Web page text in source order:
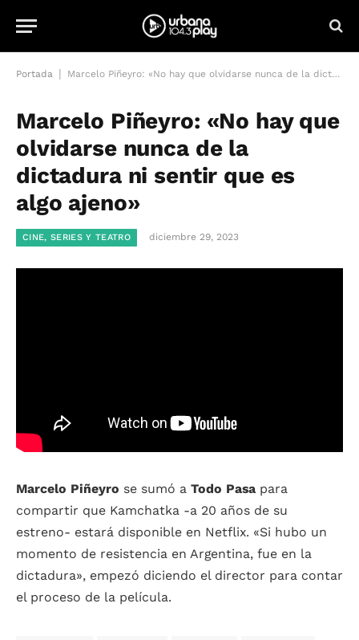
Portada Marcelo Piñeyro: «No hay que olvidarse nunca de la dictadura ni sentir que es algo ajeno»
Marcelo Piñeyro: «No hay que
olvidarse nunca de la
dictadura ni sentir que es
algo ajeno»
CINE, SERIES Y TEATRO diciembre 29, 2023
Marcelo Piñeyro se sumó a Todo Pasa para
compartir que Kamchatka -a 20 años de su
estreno- estará disponible en Netflix. «Si hubo un
momento de resistencia en Argentina, fue en la
dictadura», empezó diciendo el director para contar
el proceso de la película.